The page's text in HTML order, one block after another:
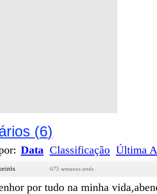
(6)
Data Classificação Última
· 675 semanas atrás
por tudo na minha